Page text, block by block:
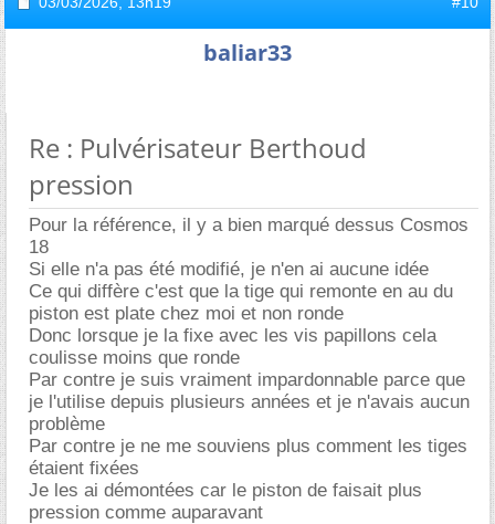
baliar33
Re : Pulvérisateur Berthoud
pression
Pour la référence, il y a bien marqué dessus Cosmos
18
Si elle n'a pas été modifié, je n'en ai aucune idée
Ce qui diffère c'est que la tige qui remonte en au du
piston est plate chez moi et non ronde
Donc lorsque je la fixe avec les vis papillons cela
coulisse moins que ronde
Par contre je suis vraiment impardonnable parce que
je l'utilise depuis plusieurs années et je n'avais aucun
problème
Par contre je ne me souviens plus comment les tiges
étaient fixées
Je les ai démontées car le piston de faisait plus
pression comme auparavant